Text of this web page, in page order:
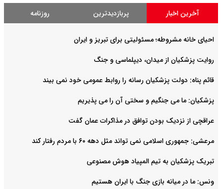
آخرین اخبار پربازدیدترین روزنامه
احیای خانه مشروطه؛ مسئولیتی برای تبریز و ایران
روایت‌ پزشکیان از میدان، دیپلماسی و جنگ
قائم پناه: دولت پزشکیان رسانه را روابط عمومی خود نمی بیند
پزشکیان: ما می جنگیم و سختی آن را می پذیریم
عراقچی از نزدیک بودن توافق در مذاکرات عمان گفت
مرعشی: جمهوری اسلامی نمی تواند مثل دهه ۶۰ با مردم رفتار کند
تبریک پزشکیان به تیم المپیاد هوش مصنوعی
ونس: ما در میانه بازی جنگ با ایران هستیم